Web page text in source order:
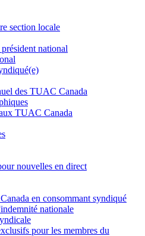
section locale
national
des TUAC Canada
TUAC Canada
nouvelles en direct
en consommant syndiqué
nationale
pour les membres du